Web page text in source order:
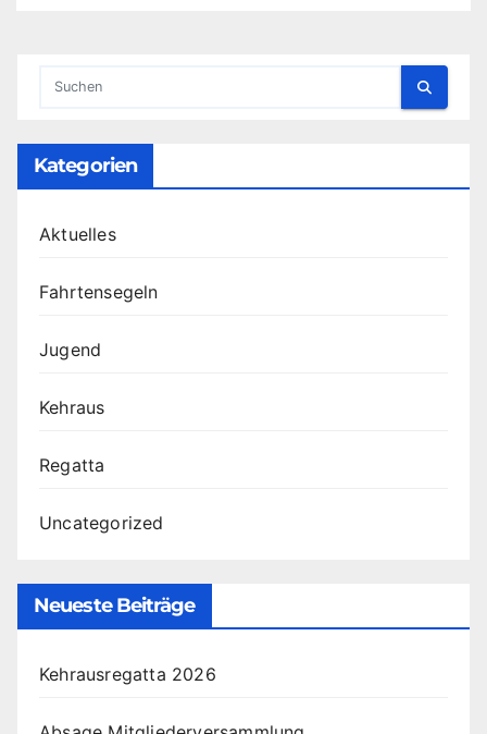
Kategorien
Aktuelles
Fahrtensegeln
Jugend
Kehraus
Regatta
Uncategorized
Neueste Beiträge
Kehrausregatta 2026